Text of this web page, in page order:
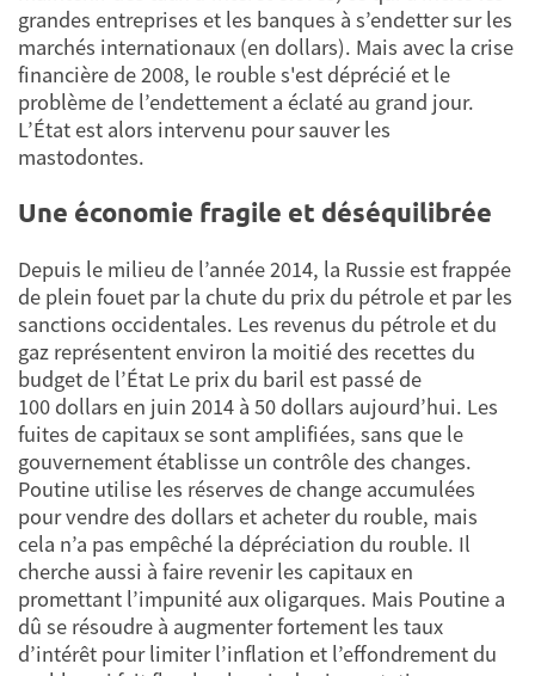
grandes entreprises et les banques à s’endetter sur les
marchés internationaux (en dollars). Mais avec la crise
financière de 2008, le rouble s'est déprécié et le
problème de l’endettement a éclaté au grand jour.
L’État est alors intervenu pour sauver les
mastodontes.
Une économie fragile et déséquilibrée
Depuis le milieu de l’année 2014, la Russie est frappée
de plein fouet par la chute du prix du pétrole et par les
sanctions occidentales. Les revenus du pétrole et du
gaz représentent environ la moitié des recettes du
budget de l’État Le prix du baril est passé de
100 dollars en juin 2014 à 50 dollars aujourd’hui. Les
fuites de capitaux se sont amplifiées, sans que le
gouvernement établisse un contrôle des changes.
Poutine utilise les réserves de change accumulées
pour vendre des dollars et acheter du rouble, mais
cela n’a pas empêché la dépréciation du rouble. Il
cherche aussi à faire revenir les capitaux en
promettant l’impunité aux oligarques. Mais Poutine a
dû se résoudre à augmenter fortement les taux
d’intérêt pour limiter l’inflation et l’effondrement du